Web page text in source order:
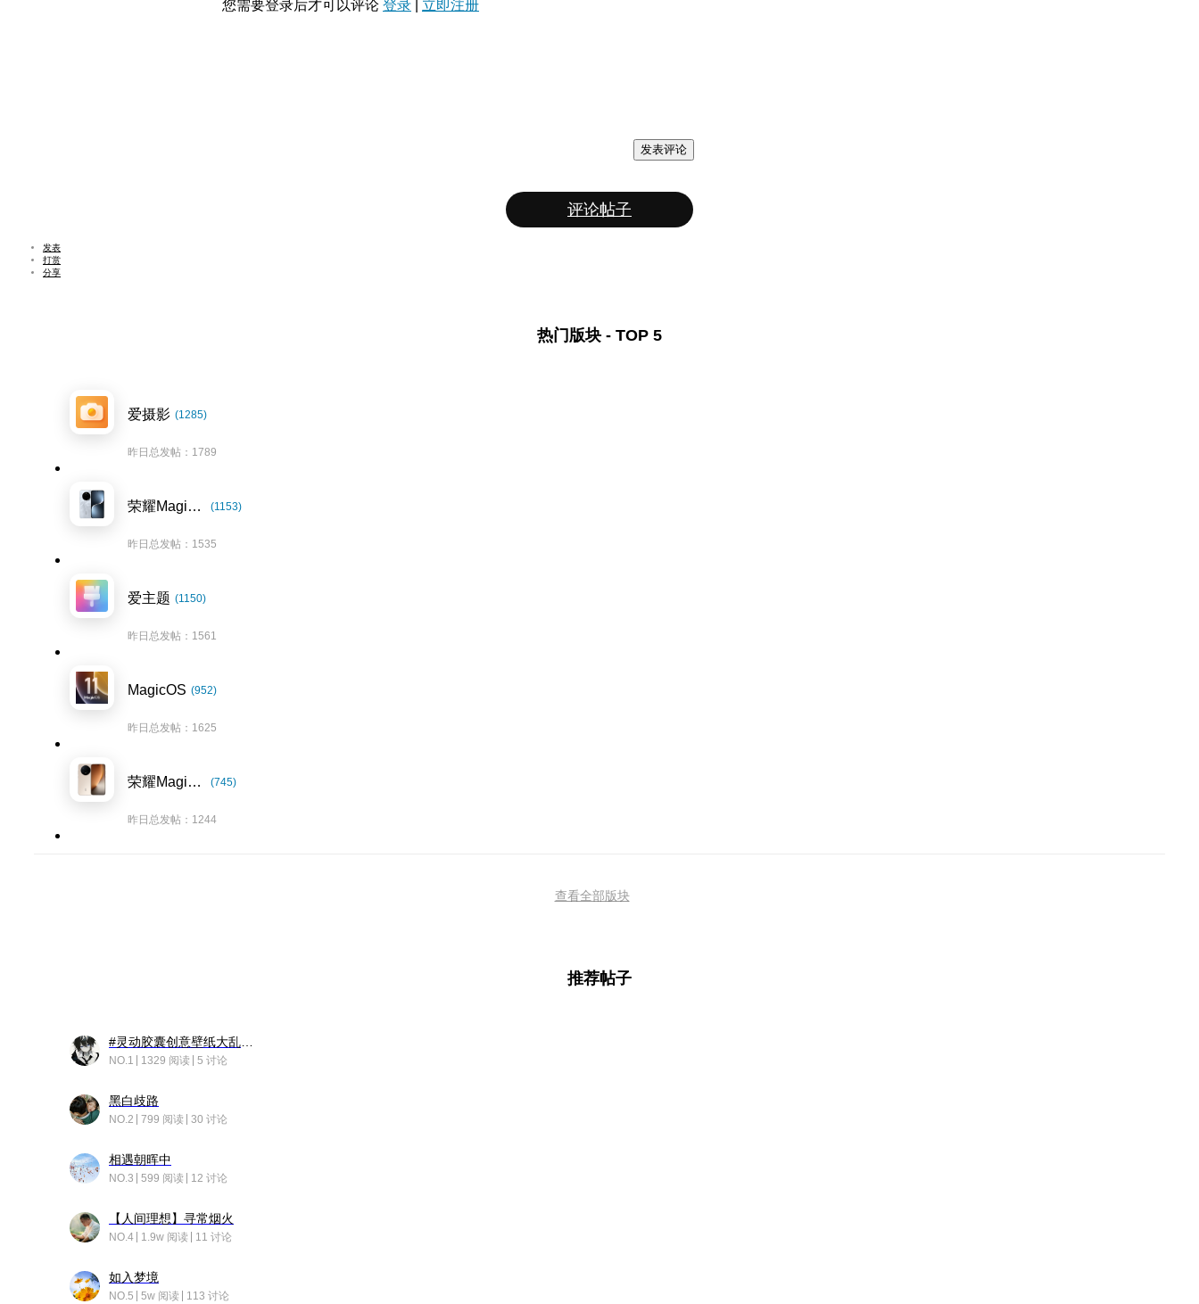
您需要登录后才可以评论 登录 立即注册
发表评论
评论帖子
发表
打赏
分享
热门版块 - TOP 5
爱摄影 (1285)
昨日总发帖：1789
荣耀Magic7系列 (1153)
昨日总发帖：1535
爱主题 (1150)
昨日总发帖：1561
MagicOS (952)
昨日总发帖：1625
荣耀Magic8系列 (745)
昨日总发帖：1244
查看全部版块
推荐帖子
NO.1 1329 阅读 5 讨论
黑白歧路
NO.2 799 阅读 30 讨论
相遇朝晖中
NO.3 599 阅读 12 讨论
【人间理想】寻常烟火
NO.4 1.9w 阅读 11 讨论
如入梦境
NO.5 5w 阅读 113 讨论